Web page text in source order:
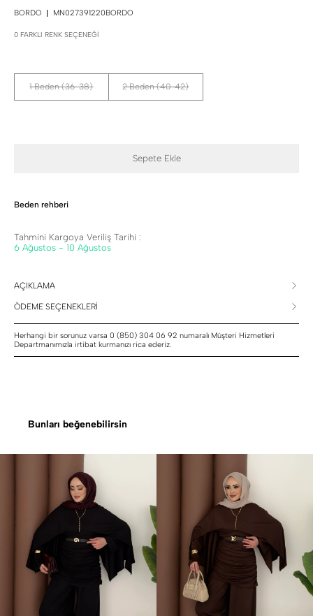
BORDO MN027391220BORDO
0 FARKLI RENK SEÇENEĞI
1 Beden (36-38) 2 Beden (40-42)
Sepete Ekle
Beden rehberi
Tahmini Kargoya Veriliş Tarihi :
6 Ağustos - 10 Ağustos
AÇIKLAMA
ÖDEME SEÇENEKLERİ
Herhangi bir sorunuz varsa 0 (850) 304 06 92 numaralı Müşteri Hizmetleri
Departmanımızla irtibat kurmanızı rica ederiz.
Bunları beğenebilirsin